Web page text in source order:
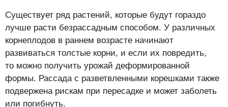
Существует ряд растений, которые будут гораздо
лучше расти безрассадным способом. У различных
корнеплодов в раннем возрасте начинают
развиваться толстые корни, и если их повредить,
то можно получить урожай деформированной
формы. Рассада с разветвленными корешками также
подвержена рискам при пересадке и может заболеть
или погибнуть.